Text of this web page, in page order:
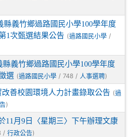
縣義竹鄉過路國民小學100學年度
1次甄選結果公告 (過路國民小學 /
縣義竹鄉過路國民小學100學年度
選 (過路國民小學 / 748 / 人事選聘)
改善校園環境人力計畫錄取公告 (過
)
11月9日〈星期三〉下午辦理文康
/ 行政公告)